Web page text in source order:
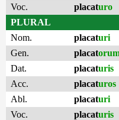
Voc.
placaturo
PLURAL
Nom.
placaturi
Gen.
placat
Dat.
placaturis
Acc.
placaturos
Abl.
placaturi
Voc.
placaturis